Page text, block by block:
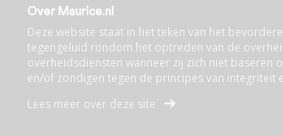
Over Maurice.nl
Deze website staat in het teken van het
tegengeluid rondom het optreden van de
overheidsdiensten wanneer zij zich niet baseren
en/of zondigen tegen de principes van integriteit
Lees meer over deze site